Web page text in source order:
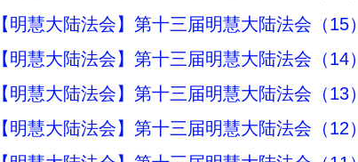
【明慧大陆法会】第十三届明慧大陆法会（15）
【明慧大陆法会】第十三届明慧大陆法会（14）
【明慧大陆法会】第十三届明慧大陆法会（13）
【明慧大陆法会】第十三届明慧大陆法会（12）